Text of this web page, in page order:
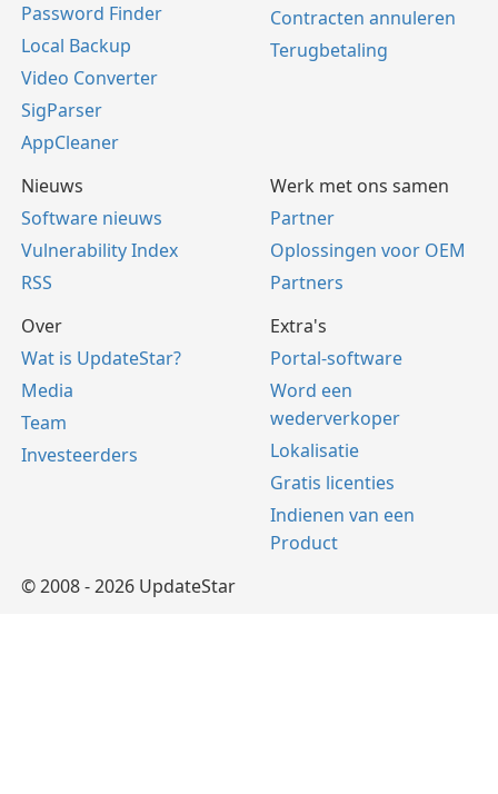
Password Finder
Local Backup
Video Converter
SigParser
AppCleaner
Contracten annuleren
Terugbetaling
Nieuws
Software nieuws
Vulnerability Index
RSS
Werk met ons samen
Partner
Oplossingen voor OEM
Partners
Over
Wat is UpdateStar?
Media
Team
Investeerders
Extra's
Portal-software
Word een
wederverkoper
Lokalisatie
Gratis licenties
Indienen van een
Product
© 2008 - 2026 UpdateStar